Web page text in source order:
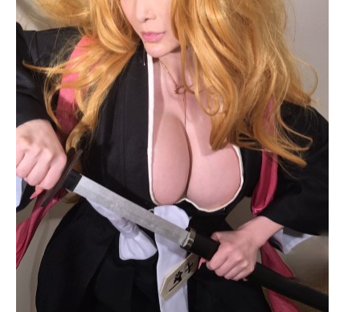
企業ITのトレンドを詳説
経営リーダーのコミュニティ
マーケ×ITの今がよく分かる
ITエンジニア向け専門サイト
企業向けIT製品の総合サイト
IT製品の技術・比較・事例
製造業のIT導入・活用を支援
モノづくり技術者専門サイト
エレクトロニクス専門サイト